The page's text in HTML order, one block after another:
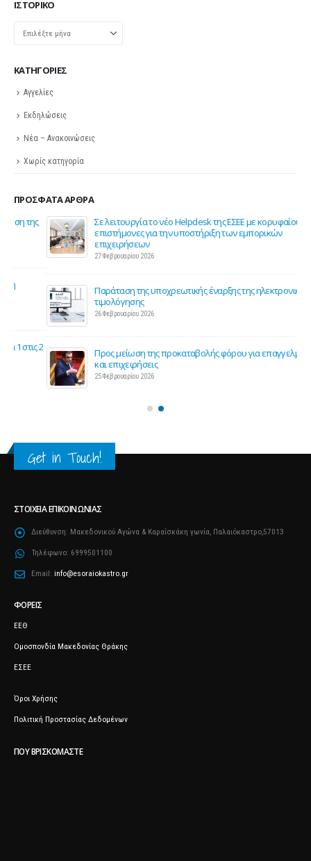
ΙΣΤΟΡΙΚΌ
Ιστορικό
KΑΤΗΓΟΡΊΕΣ
Αγγελίες
Εκδηλώσεις
Νέα – Ανακοινώσεις
Χωρίς κατηγορία
ΠΡΌΣΦΑΤΑ ΆΡΘΡΑ
Σε λειτουργία το νέο Helpdesk της ΕΣΕΕ με κορυφαίους
επιστήμονες για την υποστήριξη των εμπορικών
επιχειρήσεων
27 Φεβρουαρίου 2026
Παράταση της υποχρεωτικής έναρξης της ηλεκτρονικής
τιμολόγησης
26 Φεβρουαρίου 2026
Προς μείωση της προκαταβολής φόρου για επαγγελματίες
και επιχειρήσεις
25 Φεβρουαρίου 2026
Get in Touch!